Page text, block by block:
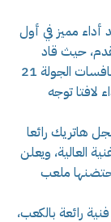
مميز في أول
حيث قاد
فريقه لاكتساح الأخدود بنتيجة (6-0)، ضمن منافسات الجولة 21
لافتا توجه
هاتريك رائعا
العالية، ويعلن
احتضنها ملعب
رائعة بالكعب،